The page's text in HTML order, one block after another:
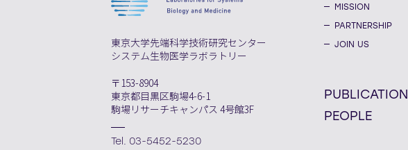
東京大学先端科学技術研究センター
システム生物医学ラボラトリー
〒153-8904
東京都目黒区駒場4-6-1
駒場リサーチキャンパス 4号館3F
Tel. 03-5452-5230
MISSION
PARTNERSHIP
JOIN US
PUBLICATION
PEOPLE